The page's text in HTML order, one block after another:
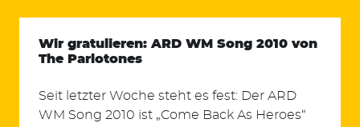
Wir gratulieren: ARD WM Song 2010 von
The Parlotones
Seit letzter Woche steht es fest: Der ARD
WM Song 2010 ist „Come Back As Heroes“